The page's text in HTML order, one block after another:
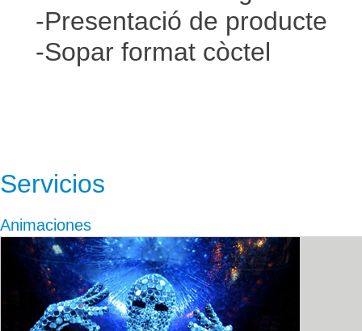
-Presentació de producte
-Sopar format còctel
Servicios
Animaciones